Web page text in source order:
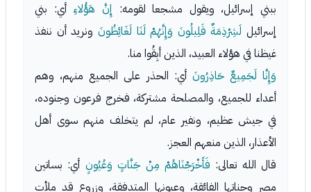
ببني إسرائيل، ويقول مشجعا لقومه: إِنَّ هَؤُلاءِ أي: بني
إسرائيل لَشِرْذِمَةٌ قَلِيلُونَ وَإِنَّهُمْ لَنَا لَغَائِظُونَ ونريد أن ننفذ
غيظنا في هؤلاء العبيد، الذين أبِقُوا منا.
وَإِنَّا لَجَمِيعٌ حَاذِرُونَ أي: الحذر على الجميع منهم، وهم
أعداء للجميع، والمصلحة مشتركة، فخرج فرعون وجنوده،
في جيش عظيم، ونفير عام، لم يتخلف منهم سوى أهل
الأعذار، الذين منعهم العجز.
قال الله تعالى: فَأَخْرَجْنَاهُمْ مِنْ جَنَّاتٍ وَعُيُونٍ أي: بساتين
مصر وجناتها الفائقة، وعيونها المتدفقة، وزروع قد ملأت